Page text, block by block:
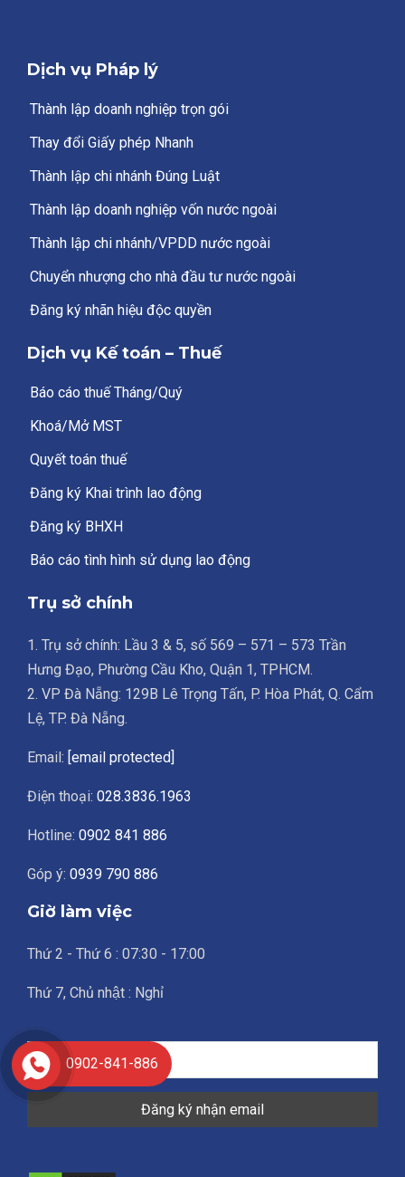
Dịch vụ Pháp lý
Thành lập doanh nghiệp trọn gói
Thay đổi Giấy phép Nhanh
Thành lập chi nhánh Đúng Luật
Thành lập doanh nghiệp vốn nước ngoài
Thành lập chi nhánh/VPDD nước ngoài
Chuyển nhượng cho nhà đầu tư nước ngoài
Đăng ký nhãn hiệu độc quyền
Dịch vụ Kế toán – Thuế
Báo cáo thuế Tháng/Quý
Khoá/Mở MST
Quyết toán thuế
Đăng ký Khai trình lao động
Đăng ký BHXH
Báo cáo tình hình sử dụng lao động
Trụ sở chính
1. Trụ sở chính: Lầu 3 & 5, số 569 – 571 – 573 Trần
Hưng Đạo, Phường Cầu Kho, Quận 1, TPHCM.
2. VP Đà Nẵng: 129B Lê Trọng Tấn, P. Hòa Phát, Q. Cẩm
Lệ, TP. Đà Nẵng.
Email: [email protected]
Điện thoại: 028.3836.1963
Hotline: 0902 841 886
Góp ý: 0939 790 886
Giờ làm việc
Thứ 2 - Thứ 6 : 07:30 - 17:00
Thứ 7, Chủ nhật : Nghỉ
0902-841-886